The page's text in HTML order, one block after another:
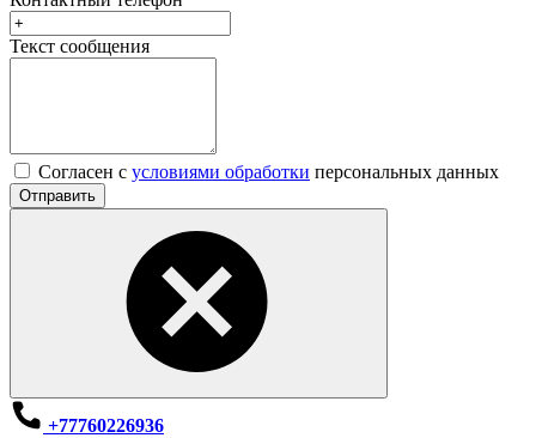
Текст сообщения
Согласен с условиями обработки персональных данных
Отправить
+77760226936